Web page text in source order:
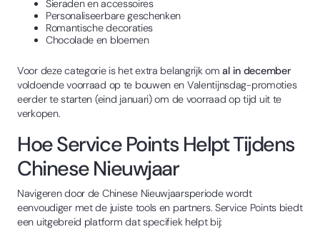
Sieraden en accessoires
Personaliseerbare geschenken
Romantische decoraties
Chocolade en bloemen
Voor deze categorie is het extra belangrijk omal in december
voldoende voorraad op te bouwen en Valentijnsdag-promoties
eerder te starten (eind januari) om de voorraad op tijd uit te
verkopen.
Hoe Service Points Helpt Tijdens
Chinese Nieuwjaar
Navigeren door de Chinese Nieuwjaarsperiode wordt
eenvoudiger met de juiste tools en partners. Service Points biedt
een uitgebreid platform dat specifiek helpt bij: